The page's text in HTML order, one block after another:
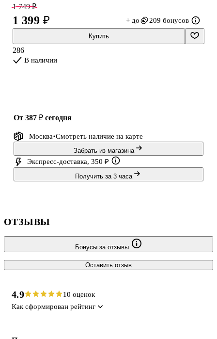
Настольная игра не только весело развлекает, но и способствует
развитию мелкой моторики, координации и пространственного
мышления у детей. Игра подходит для детей от года и старше.
Игра не требует дополнительных знаний и навыков, что д
1 749 ₽
1 399 ₽ + до 209 бонусов
Купить
286
В наличии
от 387 ₽ сегодня
Москва Смотреть наличие на карте
Забрать из магазина
Экспресс-доставка, 350 ₽
Получить за 3 часа
ОТЗЫВЫ
Бонусы за отзывы
Оставить отзыв
4.9
10 оценок
Как сформирован рейтинг